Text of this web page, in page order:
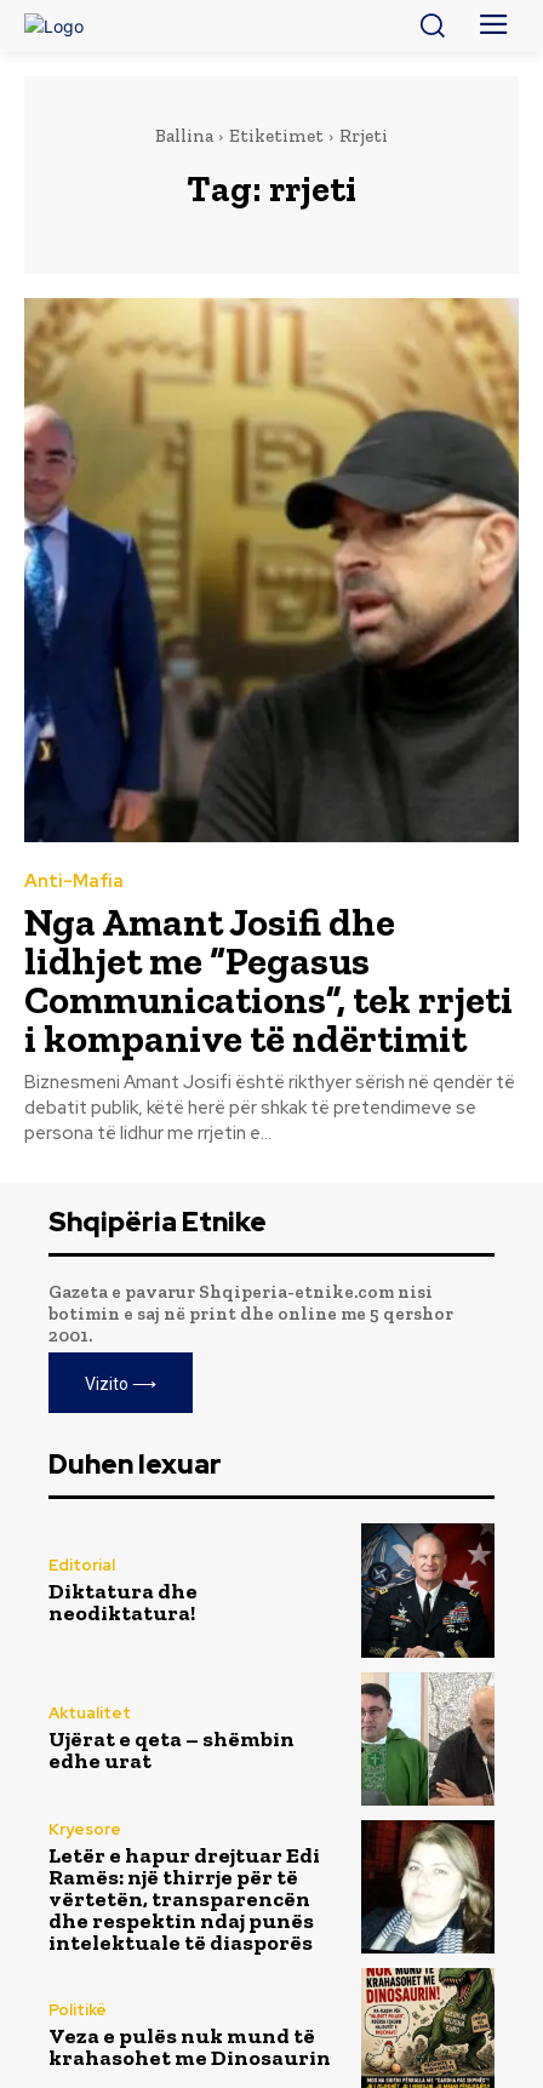
Ballina Etiketimet Rrjeti
Tag: rrjeti
Anti-Mafia
Nga Amant Josifi dhe
lidhjet me “Pegasus
Communications”, tek rrjeti
i kompanive të ndërtimit
Biznesmeni Amant Josifi është rikthyer sërish në qendër të
debatit publik, këtë herë për shkak të pretendimeve se
persona të lidhur me rrjetin e...
Shqipëria Etnike
Gazeta e pavarur Shqiperia-etnike.com nisi
botimin e saj në print dhe online me 5 qershor
2001.
Vizito ⟶
Duhen lexuar
Editorial
Diktatura dhe
neodiktatura!
Aktualitet
Ujërat e qeta – shëmbin
edhe urat
Kryesore
Letër e hapur drejtuar Edi
Ramës: një thirrje për të
vërtetën, transparencën
dhe respektin ndaj punës
intelektuale të diasporës
Politikë
Veza e pulës nuk mund të
krahasohet me Dinosaurin